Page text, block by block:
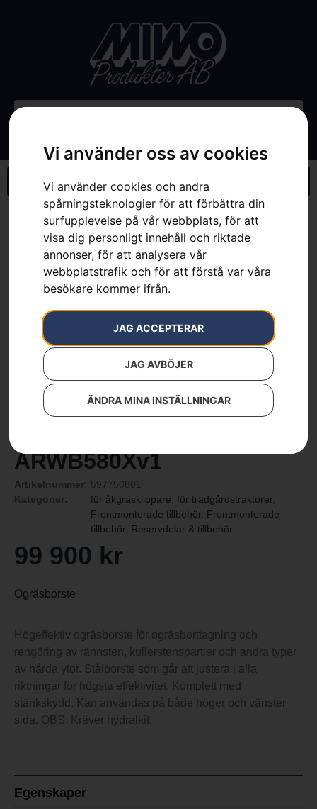
Vi använder oss av cookies
Vi använder cookies och andra
spårningsteknologier för att förbättra din
surfupplevelse på vår webbplats, för att
visa dig personligt innehåll och riktade
annonser, för att analysera vår
webbplatstrafik och för att förstå var våra
besökare kommer ifrån.
JAG ACCEPTERAR
JAG AVBÖJER
ÄNDRA MINA INSTÄLLNINGAR
»Webbutik»Weed brush – ARWB580Xv1
ARWB580Xv1
Artikelnummer: 597750801
Kategorier:
för åkgräsklippare för trädgårdstraktorer
Frontmonterade tillbehör Frontmonterade
tillbehör Reservdelar & tillbehör
99 900 kr
Ogräsborste
Högeffektiv ogräsborste för ogräsborttagning och
rengöring av rännsten, kullerstenspartier och andra typer
av hårda ytor. Stålborste som går att justera i alla
riktningar för högsta effektivitet. Komplett med
stänkskydd. Kan användas på både höger och vänster
sida. OBS: Kräver hydralkit.
Egenskaper